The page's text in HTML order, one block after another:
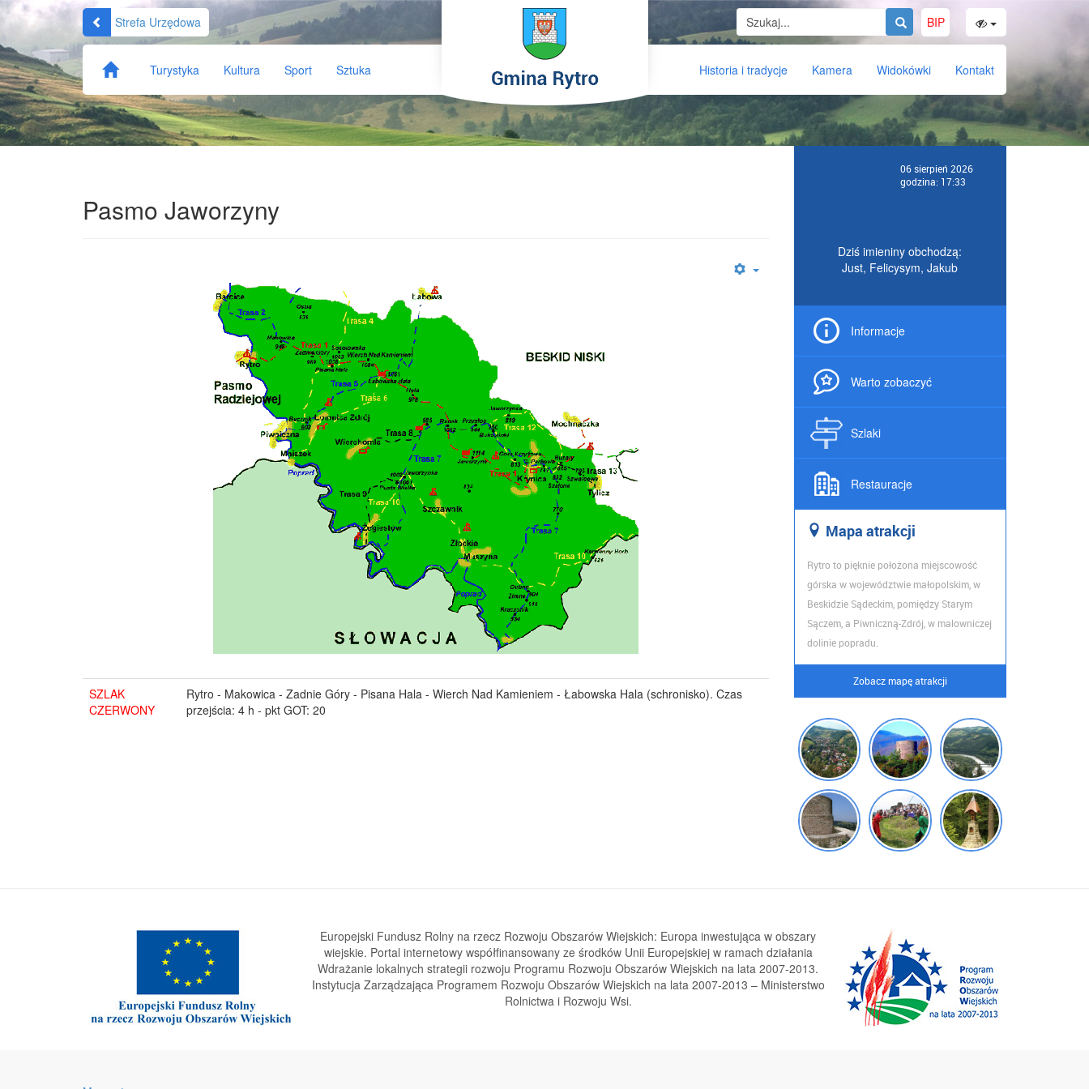
Strefa Urzędowa BIP
Turystyka Kultura Sport Sztuka Historia i tradycje Kamera Widokówki Kontakt
Pasmo Jaworzyny
SZLAK
CZERWONY
Rytro - Makowica - Zadnie Góry - Pisana Hala - Wierch Nad Kamieniem - Łabowska Hala (schronisko). Czas
przejścia: 4 h - pkt GOT: 20
06 sierpień 2026
godzina: 17:33
Dziś imieniny obchodzą:
Just, Felicysym, Jakub
Informacje
Warto zobaczyć
Szlaki
Restauracje
Mapa atrakcji
Rytro to pięknie położona miejscowość
górska w województwie małopolskim, w
Beskidzie Sądeckim, pomiędzy Starym
Sączem, a Piwniczną-Zdrój, w malowniczej
dolinie popradu.
Zobacz mapę atrakcji
Europejski Fundusz Rolny na rzecz Rozwoju Obszarów Wiejskich: Europa inwestująca w obszary
wiejskie. Portal internetowy współfinansowany ze środków Unii Europejskiej w ramach działania
Wdrażanie lokalnych strategii rozwoju Programu Rozwoju Obszarów Wiejskich na lata 2007-2013.
Instytucja Zarządzająca Programem Rozwoju Obszarów Wiejskich na lata 2007-2013 – Ministerstwo
Rolnictwa i Rozwoju Wsi.